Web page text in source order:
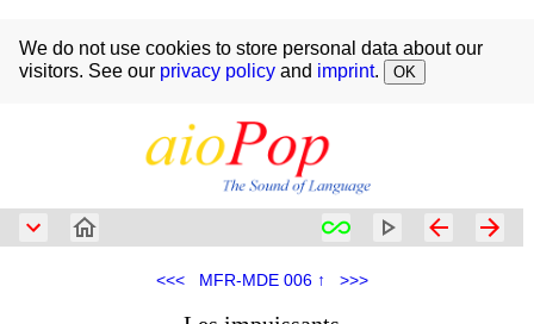
We do not use cookies to store personal data about our
visitors. See our privacy policy and imprint. OK
<<< MFR-MDE 006 ↑ >>>